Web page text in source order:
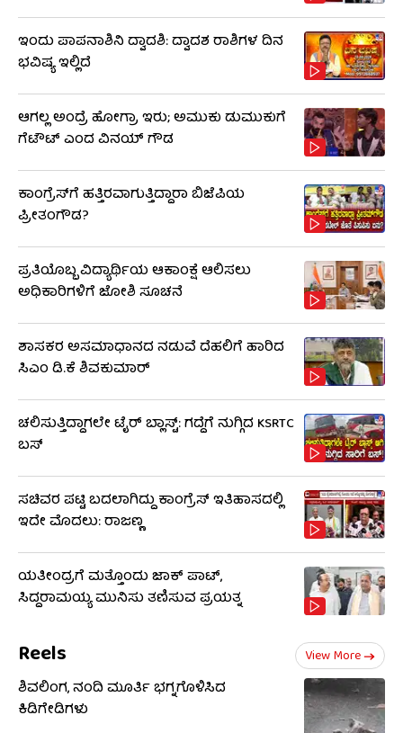
ಇಂದು ಪಾಪನಾಶಿನಿ ದ್ವಾದಶಿ: ದ್ವಾದಶ ರಾಶಿಗಳ ದಿನ
ಭವಿಷ್ಯ ಇಲ್ಲಿದೆ
ಆಗಲ್ಲ ಅಂದ್ರೆ ಹೋಗ್ರಾ ಇರು; ಅಮುಕು ಡುಮುಕುಗೆ
ಗೆಟೌಟ್ ಎಂದ ವಿನಯ್ ಗೌಡ
ಕಾಂಗ್ರೆಸ್​​ಗೆ ಹತ್ತಿರವಾಗುತ್ತಿದ್ದಾರಾ ಬಿಜೆಪಿಯ
ಪ್ರೀತಂಗೌಡ?
ಪ್ರತಿಯೊಬ್ಬ ವಿದ್ಯಾರ್ಥಿಯ ಆಕಾಂಕ್ಷೆ ಆಲಿಸಲು
ಅಧಿಕಾರಿಗಳಿಗೆ ಜೋಶಿ ಸೂಚನೆ
ಶಾಸಕರ ಅಸಮಾಧಾನದ ನಡುವೆ ದೆಹಲಿಗೆ ಹಾರಿದ
ಸಿಎಂ ಡಿ.ಕೆ ಶಿವಕುಮಾರ್
ಚಲಿಸುತ್ತಿದ್ದಾಗಲೇ ಟೈರ್ ಬ್ಲಾಸ್ಟ್: ಗದ್ದೆಗೆ ನುಗ್ಗಿದ KSRTC
ಬಸ್​​
ಸಚಿವರ ಪಟ್ಟಿ ಬದಲಾಗಿದ್ದು ಕಾಂಗ್ರೆಸ್ ಇತಿಹಾಸದಲ್ಲಿ
ಇದೇ ಮೊದಲು: ರಾಜಣ್ಣ
ಯತೀಂದ್ರಗೆ ಮತ್ತೊಂದು ಜಾಕ್​​ ಪಾಟ್,
ಸಿದ್ದರಾಮಯ್ಯ ಮುನಿಸು ತಣಿಸುವ ಪ್ರಯತ್ನ
Reels View More
ಶಿವಲಿಂಗ, ನಂದಿ ಮೂರ್ತಿ ಭಗ್ನಗೊಳಿಸಿದ
ಕಿಡಿಗೇಡಿಗಳು